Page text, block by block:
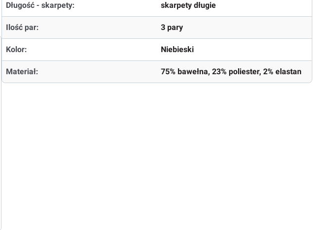
Długość - skarpety: skarpety długie
Ilość par: 3 pary
Kolor: Niebieski
Materiał: 75% bawełna, 23% poliester, 2% elastan